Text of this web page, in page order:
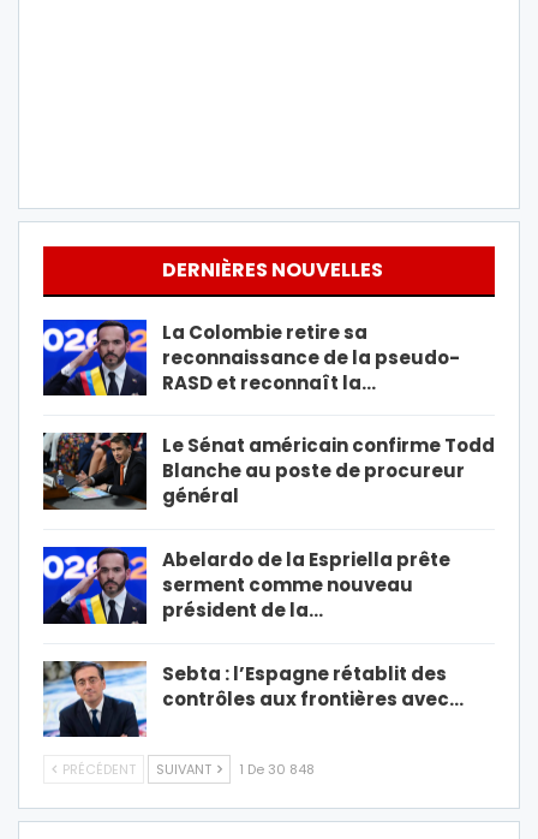
DERNIÈRES NOUVELLES
La Colombie retire sa
reconnaissance de la pseudo-
RASD et reconnaît la…
Le Sénat américain confirme Todd
Blanche au poste de procureur
général
Abelardo de la Espriella prête
serment comme nouveau
président de la…
Sebta : l’Espagne rétablit des
contrôles aux frontières avec…
PRÉCÉDENT SUIVANT 1 De 30 848